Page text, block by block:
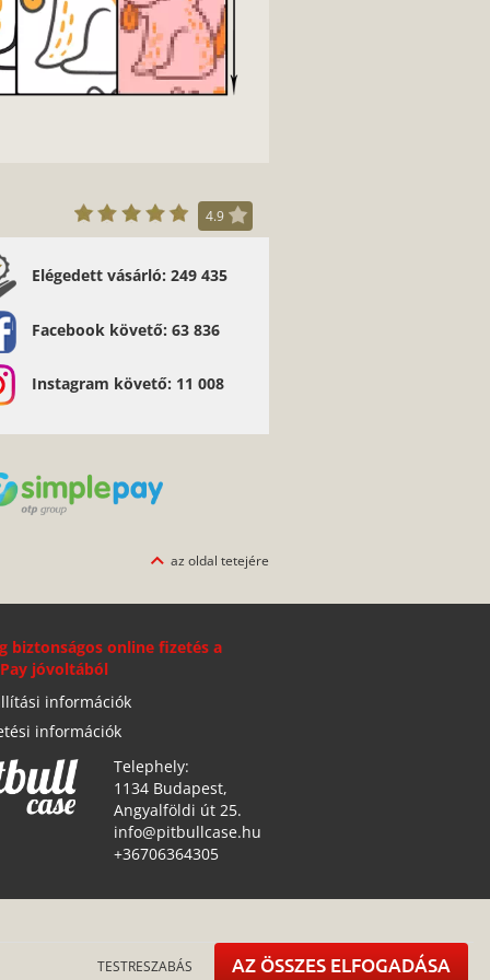
4.9
Ferenc - Amit kaptam nagyon tetszik. Szuper
Sok ismerősömnek ajánlom az oldalt.
Elégedett vásárló: 249 435
Facebook követő: 63 836
Instagram követő: 11 008
az oldal tetejére
biztonságos online fizetés a
jóvoltából
információk
információk
Telephely:
1134 Budapest,
Angyalföldi út 25.
info@pitbullcase.hu
+36706364305
TESTRESZABÁS AZ ÖSSZES ELFOGADÁSA